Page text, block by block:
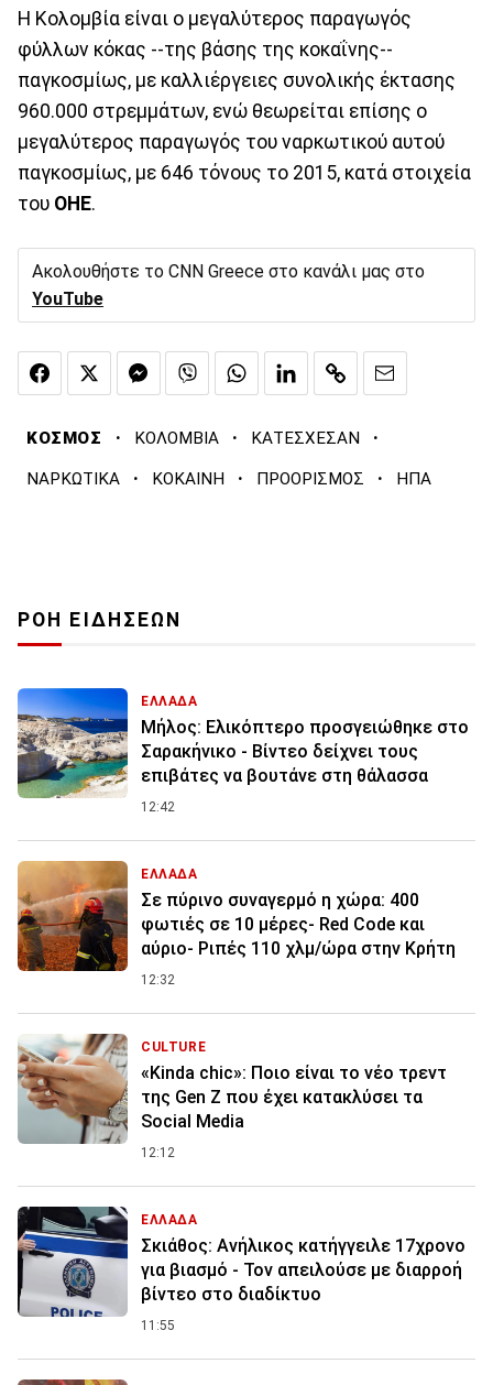
Η Κολομβία είναι ο μεγαλύτερος παραγωγός
φύλλων κόκας --της βάσης της κοκαΐνης--
παγκοσμίως, με καλλιέργειες συνολικής έκτασης
960.000 στρεμμάτων, ενώ θεωρείται επίσης ο
μεγαλύτερος παραγωγός του ναρκωτικού αυτού
παγκοσμίως, με 646 τόνους το 2015, κατά στοιχεία
του ΟΗΕ.
Ακολουθήστε το CNN Greece στο κανάλι μας στο
YouTube
ΚΟΣΜΟΣ · ΚΟΛΟΜΒΙΑ · ΚΑΤΕΣΧΕΣΑΝ ·
ΝΑΡΚΩΤΙΚΑ · ΚΟΚΑΙΝΗ · ΠΡΟΟΡΙΣΜΟΣ · ΗΠΑ
ΡΟΗ ΕΙΔΗΣΕΩΝ
ΕΛΛΑΔΑ
Μήλος: Ελικόπτερο προσγειώθηκε στο
Σαρακήνικο - Βίντεο δείχνει τους
επιβάτες να βουτάνε στη θάλασσα
12:42
ΕΛΛΑΔΑ
Σε πύρινο συναγερμό η χώρα: 400
φωτιές σε 10 μέρες- Red Code και
αύριο- Ριπές 110 χλμ/ώρα στην Κρήτη
12:32
CULTURE
«Kinda chic»: Ποιο είναι το νέο τρεντ
της Gen Z που έχει κατακλύσει τα
Social Media
12:12
ΕΛΛΑΔΑ
Σκιάθος: Ανήλικος κατήγγειλε 17χρονο
για βιασμό - Τον απειλούσε με διαρροή
βίντεο στο διαδίκτυο
11:55